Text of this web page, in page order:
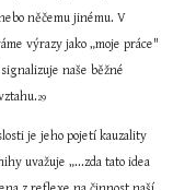
něčemu jinému. V
výrazy jako „moje práce"
naše běžné
29
je jeho pojetí kauzality
uvažuje „...zda tato idea